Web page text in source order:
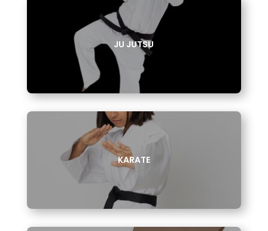
JU JUTSU
KARATE